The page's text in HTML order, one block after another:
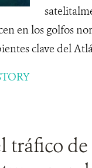
en los golfos
clave del
tráfico